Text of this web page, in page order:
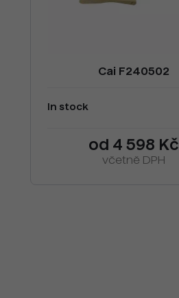
Cai F240502
In stock
od 4 598 Kč
včetně DPH